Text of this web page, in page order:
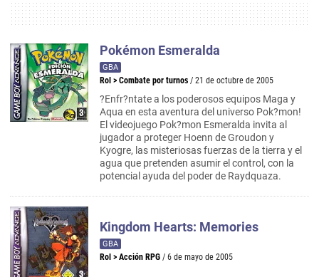
Pokémon Esmeralda
GBA
Rol > Combate por turnos / 21 de octubre de 2005
?Enfr?ntate a los poderosos equipos Maga y
Aqua en esta aventura del universo Pok?mon!
El videojuego Pok?mon Esmeralda invita al
jugador a proteger Hoenn de Groudon y
Kyogre, las misteriosas fuerzas de la tierra y el
agua que pretenden asumir el control, con la
potencial ayuda del poder de Raydquaza.
Kingdom Hearts: Memories
GBA
Rol > Acción RPG / 6 de mayo de 2005